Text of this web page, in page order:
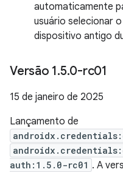
automaticamente
usuário selecionar
dispositivo antigo
Versão 1.5.0-rc01
15 de janeiro de 2025
Lançamento de
auth:1.5.0-rc01 . A